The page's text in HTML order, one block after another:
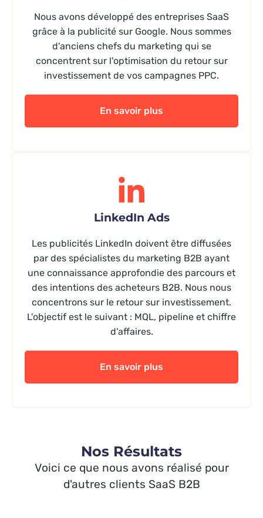
Nous avons développé des entreprises SaaS
grâce à la publicité sur Google. Nous sommes
d'anciens chefs du marketing qui se
concentrent sur l'optimisation du retour sur
investissement de vos campagnes PPC.
En savoir plus
LinkedIn Ads
Les publicités LinkedIn doivent être diffusées
par des spécialistes du marketing B2B ayant
une connaissance approfondie des parcours et
des intentions des acheteurs B2B. Nous nous
concentrons sur le retour sur investissement.
L'objectif est le suivant : MQL, pipeline et chiffre
d'affaires.
En savoir plus
Nos Résultats
Voici ce que nous avons réalisé pour
d'autres clients SaaS B2B